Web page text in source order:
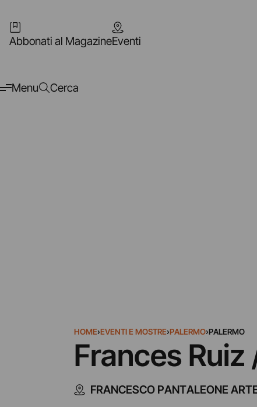
Abbonati al MagazineEventi
Menu Cerca
HOME›EVENTI E MOSTRE›PALERMO›PALERMO
Frances
FRANCESCO PANTALEONE